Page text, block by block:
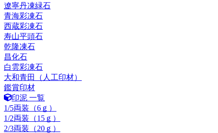
遼寧丹凍緑石
青海彩凍石
西蔵彩凍石
寿山平頭石
乾隆凍石
昌化石
白雲彩凍石
大和青田（人工印材）
鑑賞印材
印泥 一覧
1/5両装（6ｇ）
1/2両装（15ｇ）
2/3両装（20ｇ）